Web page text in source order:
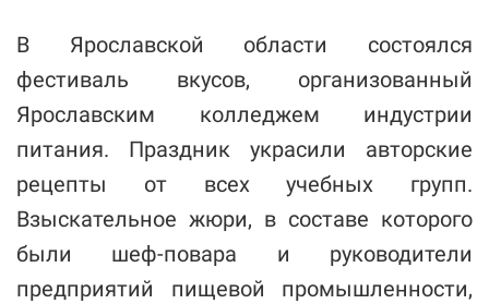
В Ярославской области состоялся
фестиваль вкусов, организованный
Ярославским колледжем индустрии
питания. Праздник украсили авторские
рецепты от всех учебных групп.
Взыскательное жюри, в составе которого
были шеф-повара и руководители
предприятий пищевой промышленности,